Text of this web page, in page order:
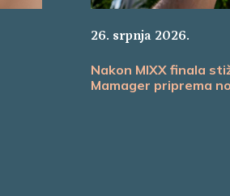
26. srpnja 2026.
Nakon MIXX finala
Mamager priprema